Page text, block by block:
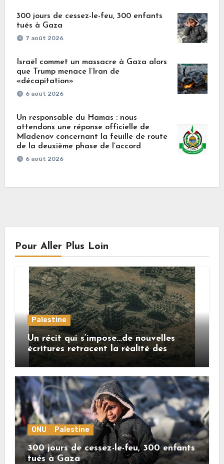
300 jours de cessez-le-feu, 300 enfants
tués à Gaza
7 août 2026
Israël commet un massacre à Gaza alors
que Trump menace l’Iran de
«décapitation»
6 août 2026
Un responsable du Hamas : nous
attendons une réponse officielle de
Mladenov concernant la feuille de route
de la deuxième phase de l’accord
6 août 2026
Pour Aller Plus Loin
Palestine
Un récit qui s’impose…de nouvelles
écritures retracent la réalité des
crimes sionistes à Gaza
ONU Palestine
300 jours de cessez-le-feu, 300 enfants
tués à Gaza